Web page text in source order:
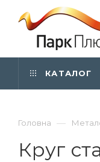
КАТАЛОГ
Головна —
Круг